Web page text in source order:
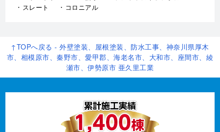
スレート
コロニアル
↑TOPへ戻る - 外壁塗装、屋根塗装、防水工事、神奈川県厚木
市、相模原市、秦野市、愛甲郡、海老名市、大和市、座間市、綾
瀬市、伊勢原市 亜久里工業